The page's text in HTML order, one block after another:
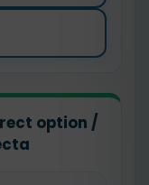
option /